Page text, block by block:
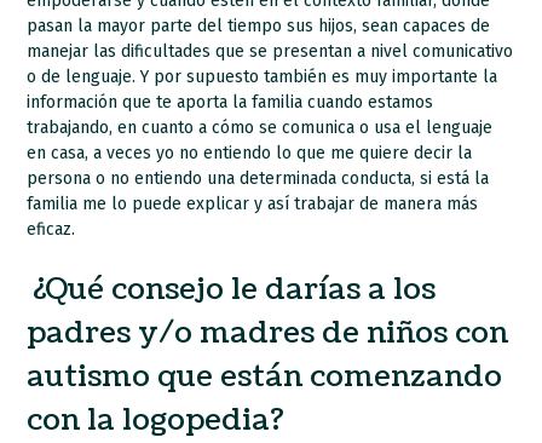
pasan la mayor parte del tiempo sus hijos, sean capaces de
manejar las dificultades que se presentan a nivel comunicativo
o de lenguaje. Y por supuesto también es muy importante la
información que te aporta la familia cuando estamos
trabajando, en cuanto a cómo se comunica o usa el lenguaje
en casa, a veces yo no entiendo lo que me quiere decir la
persona o no entiendo una determinada conducta, si está la
familia me lo puede explicar y así trabajar de manera más
eficaz.
¿Qué consejo le darías a los
padres y/o madres de niños con
autismo que están comenzando
con la logopedia?